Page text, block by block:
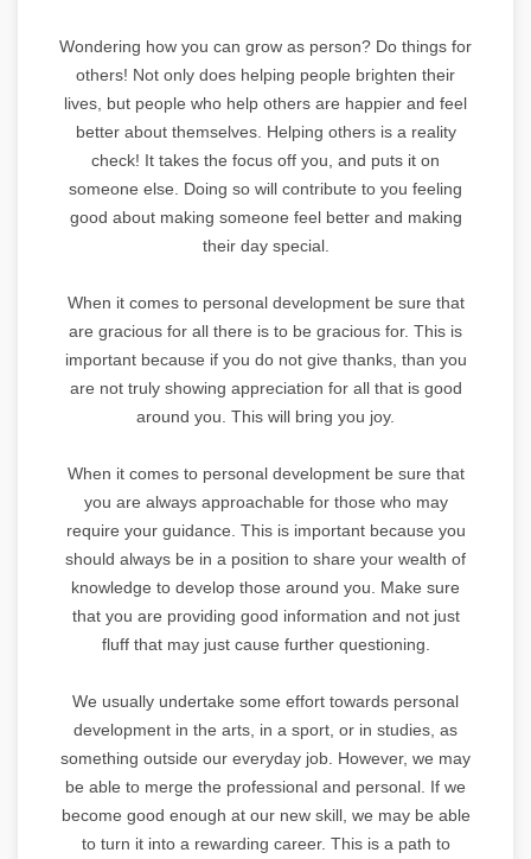
Wondering how you can grow as person? Do things for
others! Not only does helping people brighten their
lives, but people who help others are happier and feel
better about themselves. Helping others is a reality
check! It takes the focus off you, and puts it on
someone else. Doing so will contribute to you feeling
good about making someone feel better and making
their day special.
When it comes to personal development be sure that
are gracious for all there is to be gracious for. This is
important because if you do not give thanks, than you
are not truly showing appreciation for all that is good
around you. This will bring you joy.
When it comes to personal development be sure that
you are always approachable for those who may
require your guidance. This is important because you
should always be in a position to share your wealth of
knowledge to develop those around you. Make sure
that you are providing good information and not just
fluff that may just cause further questioning.
We usually undertake some effort towards personal
development in the arts, in a sport, or in studies, as
something outside our everyday job. However, we may
be able to merge the professional and personal. If we
become good enough at our new skill, we may be able
to turn it into a rewarding career. This is a path to